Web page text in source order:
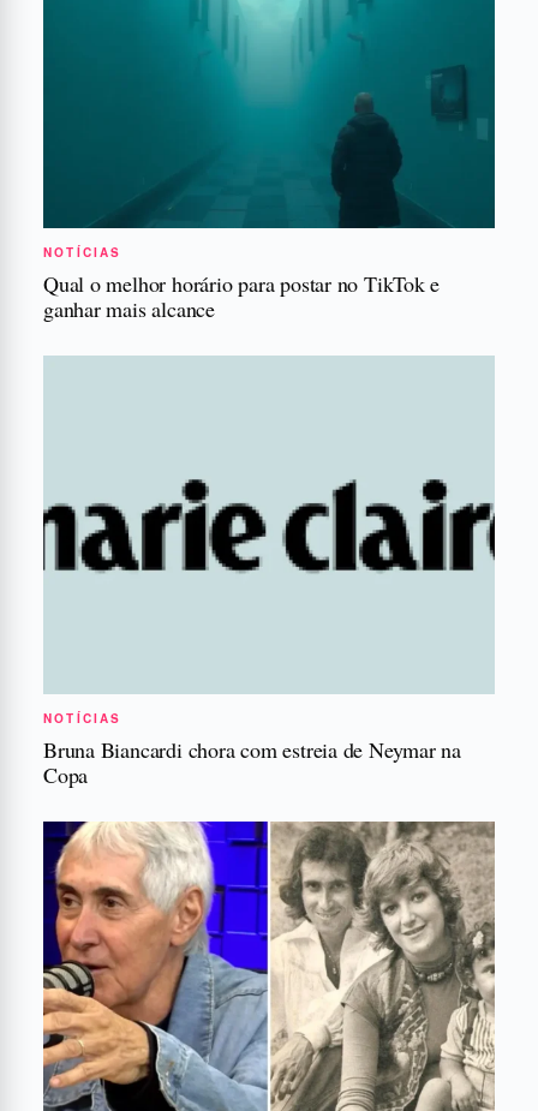
NOTÍCIAS
Qual o melhor horário para postar no TikTok e
ganhar mais alcance
NOTÍCIAS
Bruna Biancardi chora com estreia de Neymar na
Copa